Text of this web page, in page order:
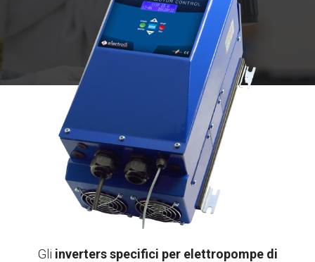
Gli inverters specifici per elettropompe di